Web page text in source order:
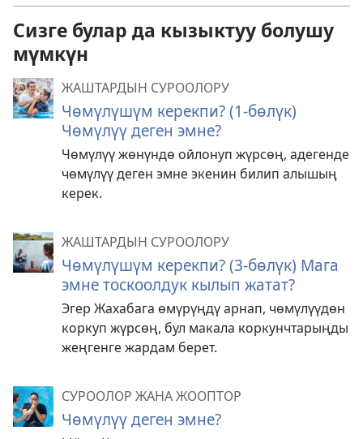
Сизге булар да кызыктуу болушу
мүмкүн
ЖАШТАРДЫН СУРООЛОРУ
Чөмүлүшүм керекпи? (1-бөлүк)
Чөмүлүү деген эмне?
Чөмүлүү жөнүндө ойлонуп жүрсөң, адегенде
чөмүлүү деген эмне экенин билип алышың
керек.
ЖАШТАРДЫН СУРООЛОРУ
Чөмүлүшүм керекпи? (3-бөлүк) Мага
эмне тоскоолдук кылып жатат?
Эгер Жахабага өмүрүңдү арнап, чөмүлүүдөн
коркуп жүрсөң, бул макала коркунчтарыңды
жеңгенге жардам берет.
СУРООЛОР ЖАНА ЖООПТОР
Чөмүлүү деген эмне?